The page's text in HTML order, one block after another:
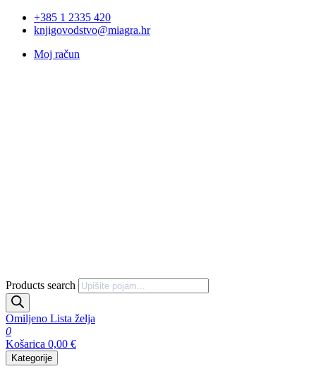
+385 1 2335 420
knjigovodstvo@miagra.hr
Moj račun
Products search
Omiljeno Lista želja
0
Košarica 0,00 €
Kategorije